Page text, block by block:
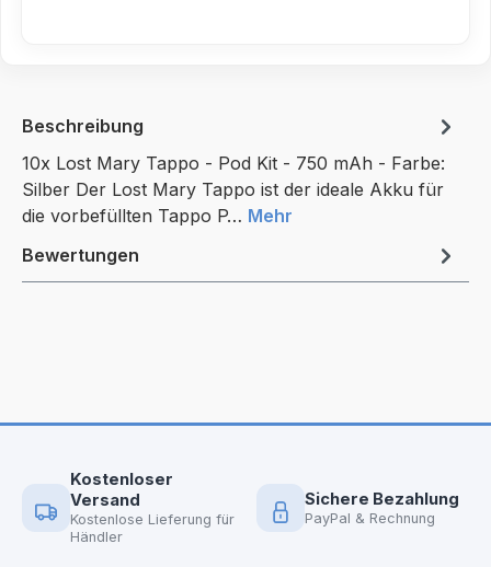
Beschreibung
10x Lost Mary Tappo - Pod Kit - 750 mAh - Farbe:
Silber Der Lost Mary Tappo ist der ideale Akku für
die vorbefüllten Tappo P… Mehr
Bewertungen
Kostenloser
Versand
Kostenlose Lieferung für
Händler
Sichere Bezahlung
PayPal & Rechnung